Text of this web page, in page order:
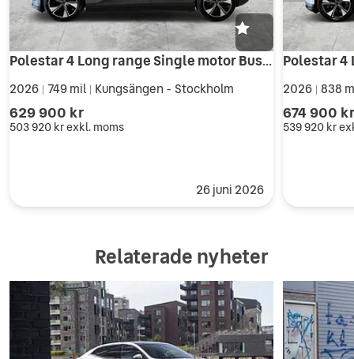
Polestar 4 Long range Single motor Business edt
2026 749 mil Kungsängen - Stockholm
629 900 kr
503 920 krexkl. moms
26 juni 2026
2026 838
674 900
539 920 kr
Relaterade nyheter